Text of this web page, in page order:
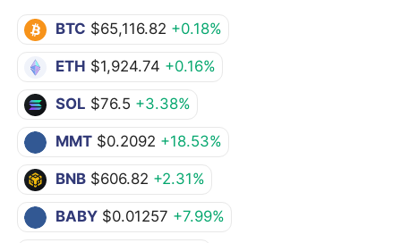
BTC $65,116.82 +0.18%
ETH $1,924.74 +0.16%
SOL $76.5 +3.38%
MMT $0.2092 +18.53%
BNB $606.82 +2.31%
BABY $0.01257 +7.99%